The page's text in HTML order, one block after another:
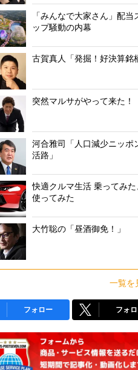
「みんなで大家さん」配当
ップ騒動の内幕
古賀真人「発掘！好決算銘
突然マルサがやって来た！
河合雅司「人口減少ニッポ
活路」
快適クルマ生活 乗ってみた
使ってみた
大竹聡の「昼酒御免！」
一覧を
フォロー フォ